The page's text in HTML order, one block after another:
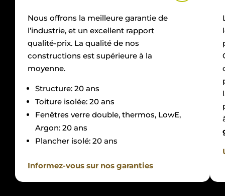
Nous offrons la meilleure garantie de
l’industrie, et un excellent rapport
qualité-prix. La qualité de nos
constructions est supérieure à la
moyenne.
Structure: 20 ans
Toiture isolée: 20 ans
Fenêtres verre double, thermos, LowE,
Argon: 20 ans
Plancher isolé: 20 ans
Informez-vous sur nos garanties